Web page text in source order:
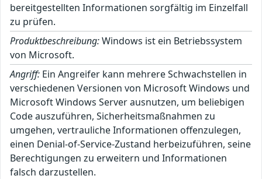
bereitgestellten Informationen sorgfältig im Einzelfall
zu prüfen.
Produktbeschreibung:Windows ist ein Betriebssystem
von Microsoft.
Angriff: Ein Angreifer kann mehrere Schwachstellen in
verschiedenen Versionen von Microsoft Windows und
Microsoft Windows Server ausnutzen, um beliebigen
Code auszuführen, Sicherheitsmaßnahmen zu
umgehen, vertrauliche Informationen offenzulegen,
einen Denial-of-Service-Zustand herbeizuführen, seine
Berechtigungen zu erweitern und Informationen
falsch darzustellen.